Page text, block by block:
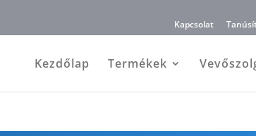
Kapcsolat
Kezdőlap Termékek